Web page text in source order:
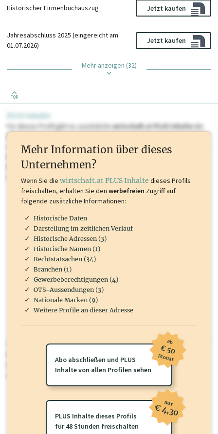
Historischer Firmenbuchauszug Jetzt kaufen
Jahresabschluss 2025 (eingereicht am
01.07.2026)
Jetzt kaufen
Mehr anzeigen (32)
TOP
PLUS Inhalte
Für dieses Profil gibt es zusätzlichewirtschaft.at PLUS Inhaltedie
Sie momentan nicht einsehen können. Schalten Sie dieses Profil frei
oder loggen Sie sich ein um diese Inhalte zu sehen. wirtschaft.at PLUS
Marken, Patente, Rechtstatsachen, OTS-Aussendungen, und viele
mehr.
wirtschaft.at PLUS
wirtschaft.at PLUS Inhalte
Sie momentan nicht einsehen können. Schalten Sie dieses Profil frei
oder loggen Sie sich ein um diese Inhalte zu sehen.
Mehr Information über dieses
Unternehmen?
Wenn Sie die wirtschaft.at PLUS Inhalte dieses Profils
freischalten, erhalten Sie den werbefreien Zugriff auf
folgende zusätzliche Informationen:
Historische Daten
Darstellung im zeitlichen Verlauf
Historische Adressen (3)
Historische Namen (1)
Rechtstatsachen (34)
Branchen (1)
Gewerbeberechtigungen (4)
OTS-Aussendungen (3)
Nationale Marken (9)
Weitere Profile an dieser Adresse
Abo abschließen und PLUS
Inhalte von allen Profilen sehen
ab
€ 50
Monat
PLUS Inhalte dieses Profils
für 48 Stunden freischalten
nur
€ 4,30